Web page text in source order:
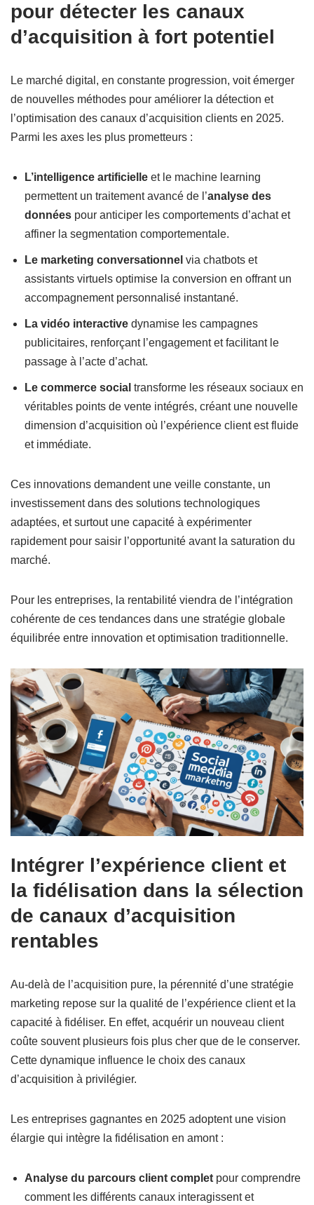
pour détecter les canaux
d’acquisition à fort potentiel
Le marché digital, en constante progression, voit émerger
de nouvelles méthodes pour améliorer la détection et
l’optimisation des canaux d’acquisition clients en 2025.
Parmi les axes les plus prometteurs :
L’intelligence artificielle et le machine learning
permettent un traitement avancé de l’analyse des
données pour anticiper les comportements d’achat et
affiner la segmentation comportementale.
Le marketing conversationnel via chatbots et
assistants virtuels optimise la conversion en offrant un
accompagnement personnalisé instantané.
La vidéo interactive dynamise les campagnes
publicitaires, renforçant l’engagement et facilitant le
passage à l’acte d’achat.
Le commerce social transforme les réseaux sociaux en
véritables points de vente intégrés, créant une nouvelle
dimension d’acquisition où l’expérience client est fluide
et immédiate.
Ces innovations demandent une veille constante, un
investissement dans des solutions technologiques
adaptées, et surtout une capacité à expérimenter
rapidement pour saisir l’opportunité avant la saturation du
marché.
Pour les entreprises, la rentabilité viendra de l’intégration
cohérente de ces tendances dans une stratégie globale
équilibrée entre innovation et optimisation traditionnelle.
Intégrer l’expérience client et
la fidélisation dans la sélection
de canaux d’acquisition
rentables
Au-delà de l’acquisition pure, la pérennité d’une stratégie
marketing repose sur la qualité de l’expérience client et la
capacité à fidéliser. En effet, acquérir un nouveau client
coûte souvent plusieurs fois plus cher que de le conserver.
Cette dynamique influence le choix des canaux
d’acquisition à privilégier.
Les entreprises gagnantes en 2025 adoptent une vision
élargie qui intègre la fidélisation en amont :
Analyse du parcours client complet pour comprendre
comment les différents canaux interagissent et